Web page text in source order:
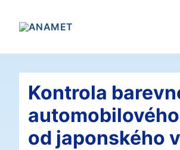
Kontrola
od japonského